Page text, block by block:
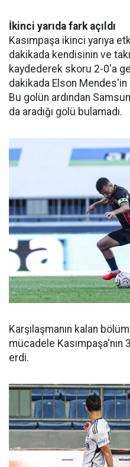
İkinci yarıda fark açıldı
Kasımpaşa ikinci yarıya
dakikada kendisinin ve
kaydederek skoru 2-0'a
dakikada Elson Mendes'in
Bu golün ardından
da aradığı golü bulamadı.
Karşılaşmanın kalan
mücadele
erdi.